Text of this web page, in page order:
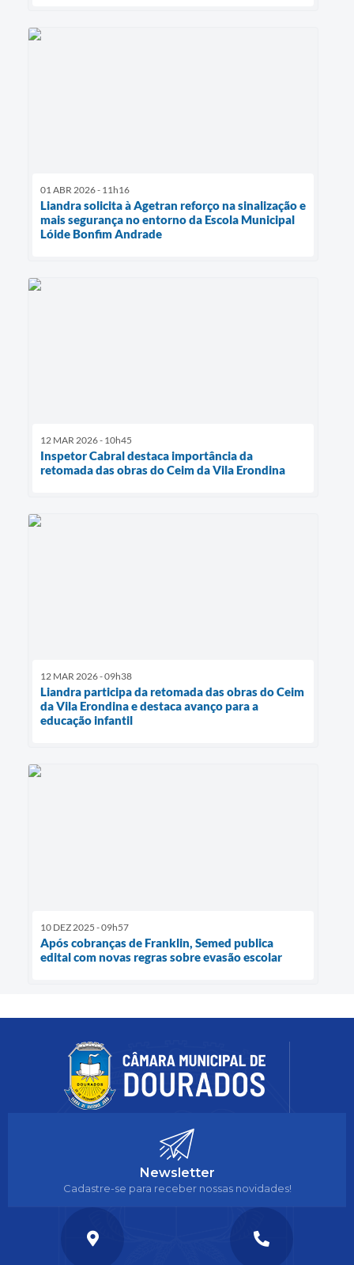
01 ABR 2026 - 11h16
Liandra solicita à Agetran reforço na sinalização e
mais segurança no entorno da Escola Municipal
Lóide Bonfim Andrade
12 MAR 2026 - 10h45
Inspetor Cabral destaca importância da
retomada das obras do Ceim da Vila Erondina
12 MAR 2026 - 09h38
Liandra participa da retomada das obras do Ceim
da Vila Erondina e destaca avanço para a
educação infantil
10 DEZ 2025 - 09h57
Após cobranças de Franklin, Semed publica
edital com novas regras sobre evasão escolar
Newsletter
Cadastre-se para receber nossas novidades!